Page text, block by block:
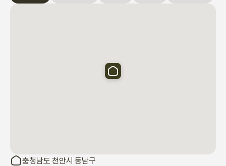
충청남도 천안시 동남구